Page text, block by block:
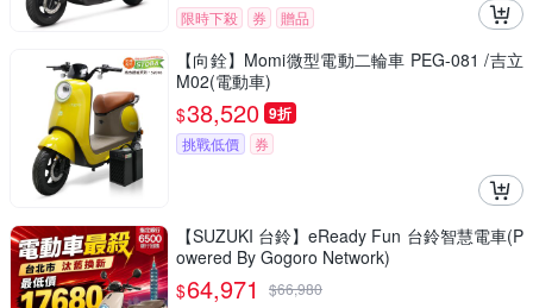
限時下殺 券 贈品
【向銓】Momi微型電動二輪車 PEG-081 /吉立
M02(電動車)
$38,520 9折
挑戰低價 券
【SUZUKI 台鈴】eReady Fun 台鈴智慧電車(P
owered By Gogoro Network)
$64,971 $66,980